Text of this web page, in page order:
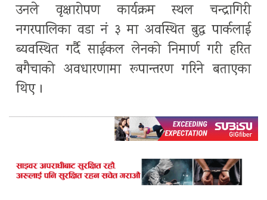
उनले वृक्षारोपण कार्यक्रम स्थल चन्द्रागिरी
नगरपालिका वडा नं ३ मा अवस्थित बुद्ध पार्कलाई
ब्यवस्थित गर्दै साईकल लेनको निमार्ण गरी हरित
बगैचाको अवधारणामा रूपान्तरण गरिने बताएका
थिए ।